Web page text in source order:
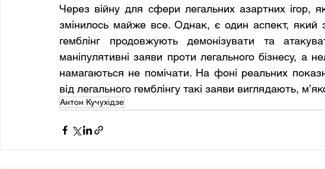
Через війну для сфери легальних азартних ігор,
змінилось майже все. Однак, є один аспект, який
гемблінг продовжують демонізувати та
маніпулятивні заяви проти легального бізнесу, а
намагаються не помічати. На фоні реальних
від легального гемблінгу такі заяви виглядають,
Антон Кучухідзе